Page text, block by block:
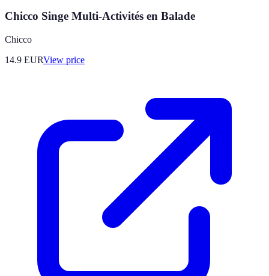
Chicco Singe Multi-Activités en Balade
Chicco
14.9 EURView price